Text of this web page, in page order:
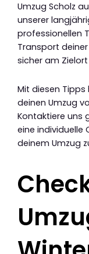
Umzug Scholz
unserer
professionellen
Transport
sicher am
Mit diesen
deinen Umzug
Kontaktiere uns
eine individuelle
deinem Umzug